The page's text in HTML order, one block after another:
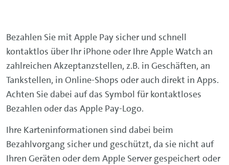
Bezahlen Sie mit Apple Pay sicher und schnell
kontaktlos über Ihr iPhone oder IhreApple Watch an
zahlreichen Akzeptanzstellen, z.B. in Geschäften, an
Tankstellen, in Online-Shops oder auch direkt in Apps.
Achten Sie dabei auf das Symbol für kontaktloses
Bezahlen oder das Apple Pay-Logo.
Ihre Karteninformationen sind dabei beim
Bezahlvorgang sicher und geschützt, da sie nicht auf
Ihren Geräten oder dem Apple Server gespeichert oder